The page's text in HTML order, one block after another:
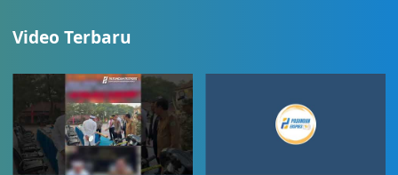
Video Terbaru